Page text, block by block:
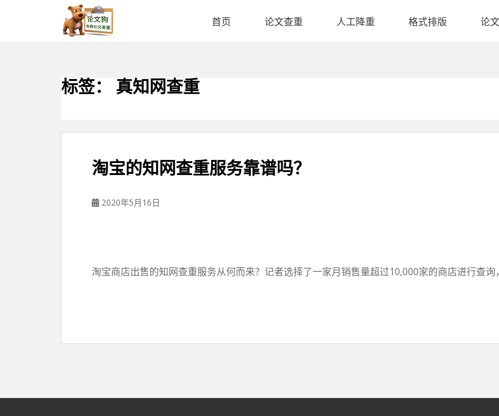
首页 论文查重 人工降重 格式排版 论
标签： 真知网查重
淘宝的知网查重服务靠谱吗？
2020年5月16日
淘宝商店出售的知网查重服务从何而来？记者选择了一家月销售量超过10,000家的商店进行查